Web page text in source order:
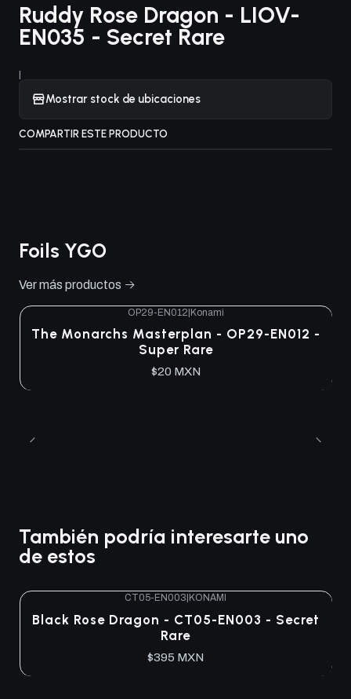
Ruddy Rose Dragon - LIOV-
EN035 - Secret Rare
|
Mostrar stock de ubicaciones
COMPARTIR ESTE PRODUCTO
Foils YGO
Ver más productos
OP29-EN012 Konami
The Monarchs Masterplan - OP29-EN012 -
Super Rare
$20 MXN
También podría interesarte uno
de estos
Agotado
CT05-EN003 KONAMI
Black Rose Dragon - CT05-EN003 - Secret
Rare
$395 MXN